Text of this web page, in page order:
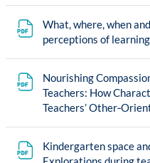
What, where, when
perceptions of
Nourishing
Teachers: How
Teachers’
Kindergarten space